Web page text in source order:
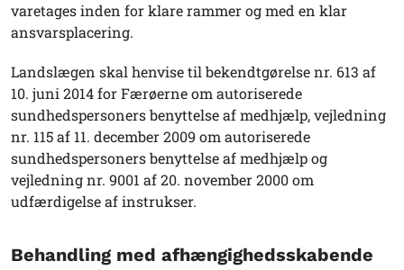
varetages inden for klare rammer og med en klar
ansvarsplacering.
Landslægen skal henvise til bekendtgørelse nr. 613 af
10. juni 2014 for Færøerne om autoriserede
sundhedspersoners benyttelse af medhjælp, vejledning
nr. 115 af 11. december 2009 om autoriserede
sundhedspersoners benyttelse af medhjælp og
vejledning nr. 9001 af 20. november 2000 om
udfærdigelse af instrukser.
Behandling med afhængighedsskabende